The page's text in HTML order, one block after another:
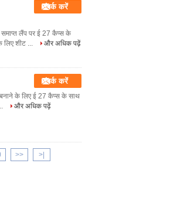
संपर्क करें
लैंप पर ई 27 कैप्स के
शीट ...
और अधिक पढ़ें
संपर्क करें
के लिए ई 27 कैप्स के साथ
और अधिक पढ़ें
>> >|